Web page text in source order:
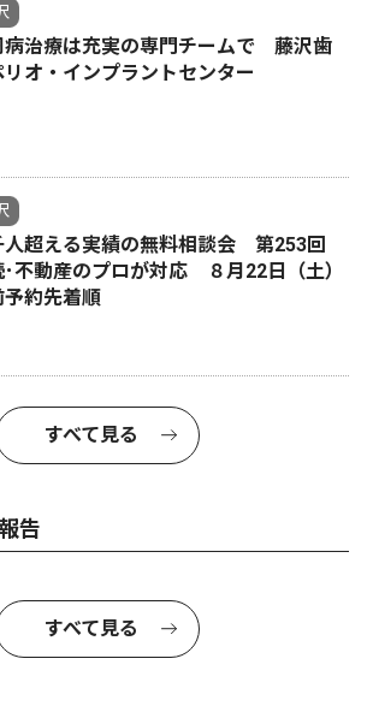
病治療は充実の専門チームで 藤沢歯
リオ・インプラントセンター
人超える実績の無料相談会 第253回
･不動産のプロが対応 ８月22日（土）
予約先着順
すべて見る
告
すべて見る